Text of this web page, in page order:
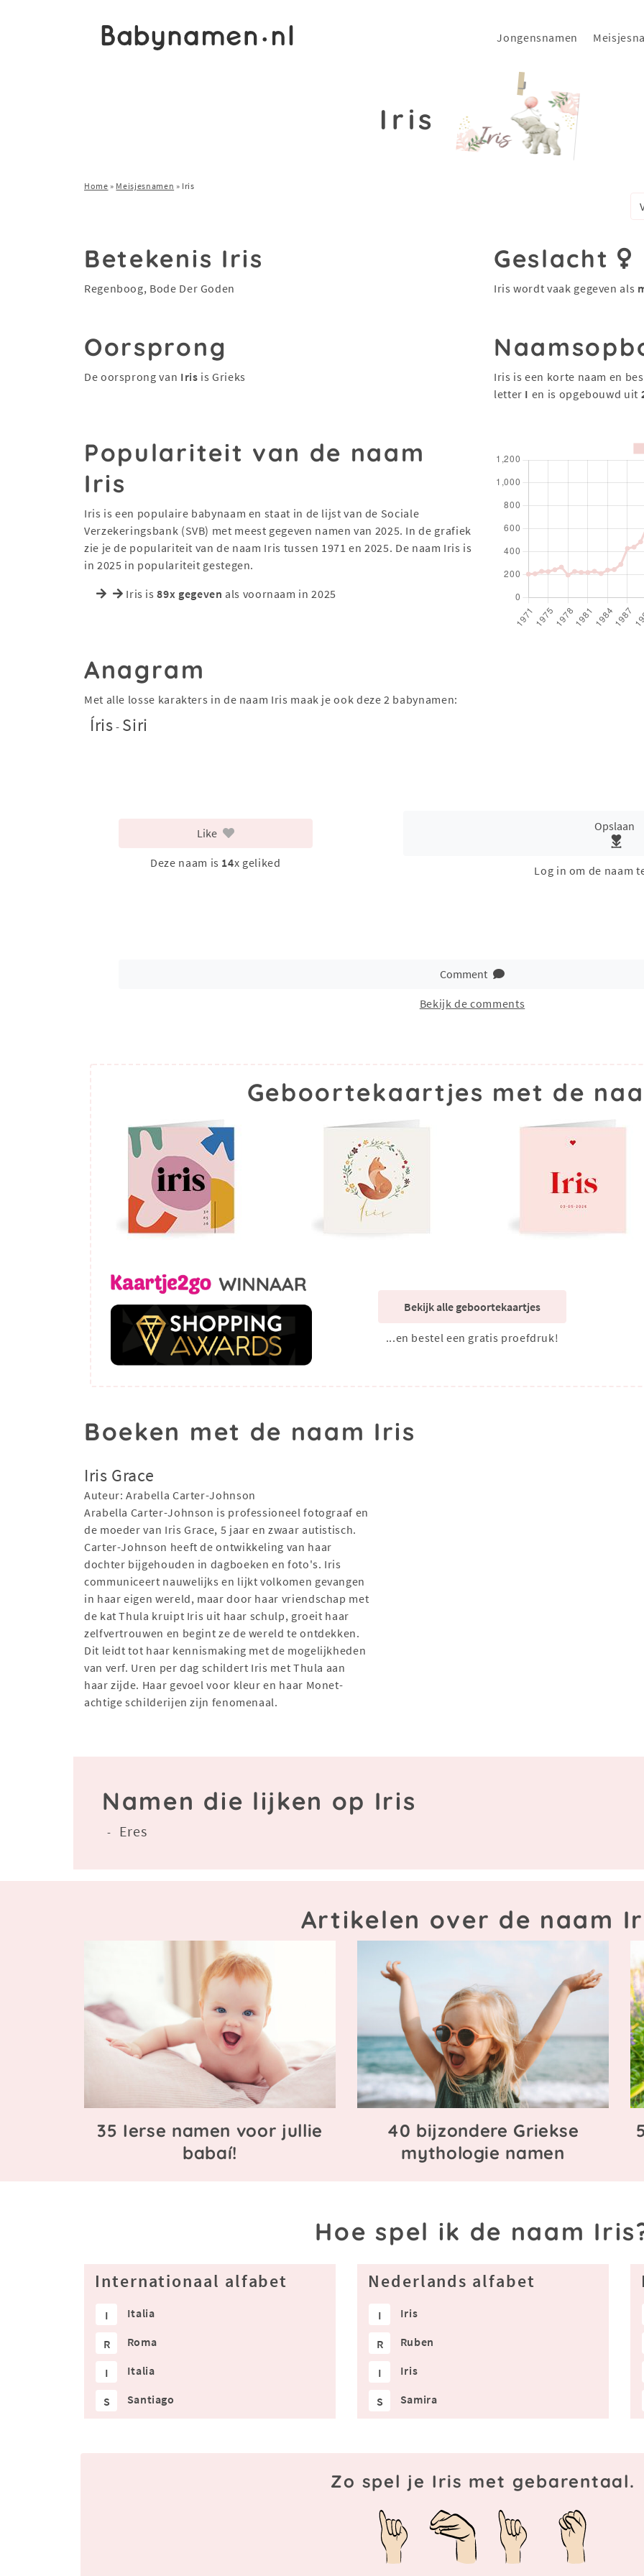
Jongensnamen
Iris
Home » Meisjesnamen » Iris
Betekenis Iris
Regenboog, Bode Der Goden
Geslacht
Iris wordt vaak gegeven als
Oorsprong
De oorsprong van Iris is Grieks
Iris is een korte naam en
letter I en is opgebouwd uit
Populariteit van de naam
Iris
Iris is een populaire babynaam en staat in de lijst van de Sociale
Verzekeringsbank (SVB) met meest gegeven namen van 2025. In de grafiek
zie je de populariteit van de naam Iris tussen 1971 en 2025. De naam Iris is
in 2025 in populariteit gestegen.
Iris is89x gegeven als voornaam in 2025
Anagram
Met alle losse karakters in de naam Iris maak je ook deze 2 babynamen:
Íris - Siri
Like
Deze naam is 14x geliked
Opslaan
Log in om de naam
Comment
Bekijk de comments
Geboortekaartjes met de
Bekijk alle geboortekaartjes
...en bestel een gratis proefdruk!
Boeken met de naam Iris
Iris Grace
Auteur: Arabella Carter-Johnson
Arabella Carter-Johnson is professioneel fotograaf en
de moeder van Iris Grace, 5 jaar en zwaar autistisch.
Carter-Johnson heeft de ontwikkeling van haar
dochter bijgehouden in dagboeken en foto's. Iris
communiceert nauwelijks en lijkt volkomen gevangen
in haar eigen wereld, maar door haar vriendschap met
de kat Thula kruipt Iris uit haar schulp, groeit haar
zelfvertrouwen en begint ze de wereld te ontdekken.
Dit leidt tot haar kennismaking met de mogelijkheden
van verf. Uren per dag schildert Iris met Thula aan
haar zijde. Haar gevoel voor kleur en haar Monet-
achtige schilderijen zijn fenomenaal.
Namen die lijken op Iris
- Eres
Artikelen over de naam
35 Ierse namen voor jullie
babaí!
40 bijzondere Griekse
mythologie namen
Hoe spel ik de naam
Internationaal alfabet
I Italia
R Roma
I Italia
S Santiago
Nederlands alfabet
I Iris
R Ruben
I Iris
S Samira
Zo spel je Iris met gebarentaal.